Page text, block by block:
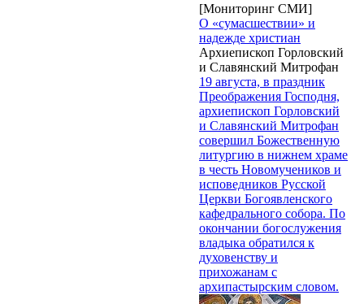
[Мониторинг СМИ]
О «сумасшествии» и
надежде христиан
Архиепископ Горловский
и Славянский Митрофан
19 августа, в праздник
Преображения Господня,
архиепископ Горловский
и Славянский Митрофан
совершил Божественную
литургию в нижнем храме
в честь Новомучеников и
исповедников Русской
Церкви Богоявленского
кафедрального собора. По
окончании богослужения
владыка обратился к
духовенству и
прихожанам с
архипастырским словом.